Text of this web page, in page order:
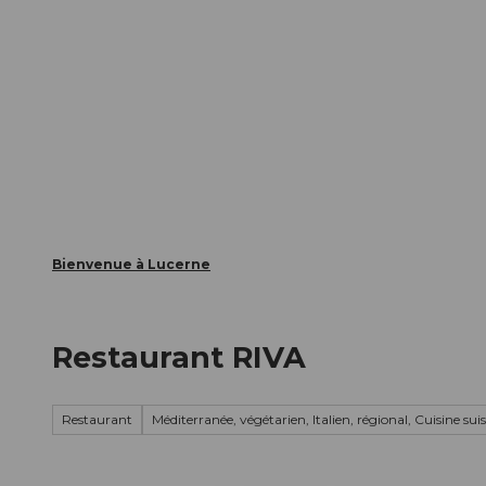
Bienvenue à Lucerne
Restaurant RIVA
Restaurant Méditerranée, végétarien, Italien, régional, Cuisine